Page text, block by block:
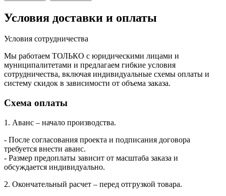
Условия доставки и оплаты
Условия сотрудничества
Мы работаем ТОЛЬКО с юридическими лицами и
муниципалитетами и предлагаем гибкие условия
сотрудничества, включая индивидуальные схемы оплаты и
систему скидок в зависимости от объема заказа.
Схема оплаты
1. Аванс – начало производства.
- После согласования проекта и подписания договора
требуется внести аванс.
- Размер предоплаты зависит от масштаба заказа и
обсуждается индивидуально.
2. Окончательный расчет – перед отгрузкой товара.